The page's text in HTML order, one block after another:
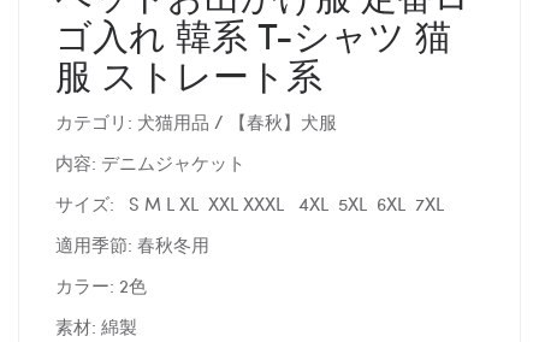
ゴ入れ 韓系 T-シャツ 猫
服 ストレート系
カテゴリ: 犬猫用品 / 【春秋】犬服
内容: デニムジャケット
サイズ: S M L XL XXL XXXL 4XL 5XL 6XL 7XL
適用季節: 春秋冬用
カラー: 2色
素材: 綿製